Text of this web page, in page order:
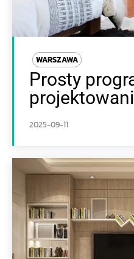
WARSZAWA
Prosty
2025-09-11